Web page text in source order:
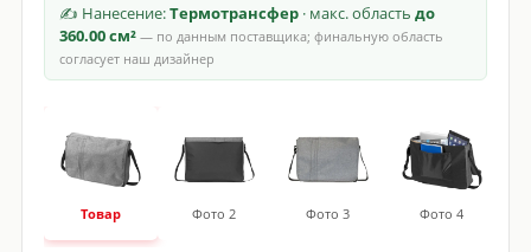
✍ Нанесение:Термотрансфер· макс. область до
360.00 см²— по данным поставщика; финальную область
согласует наш дизайнер
Товар Фото 2 Фото 3 Фото 4